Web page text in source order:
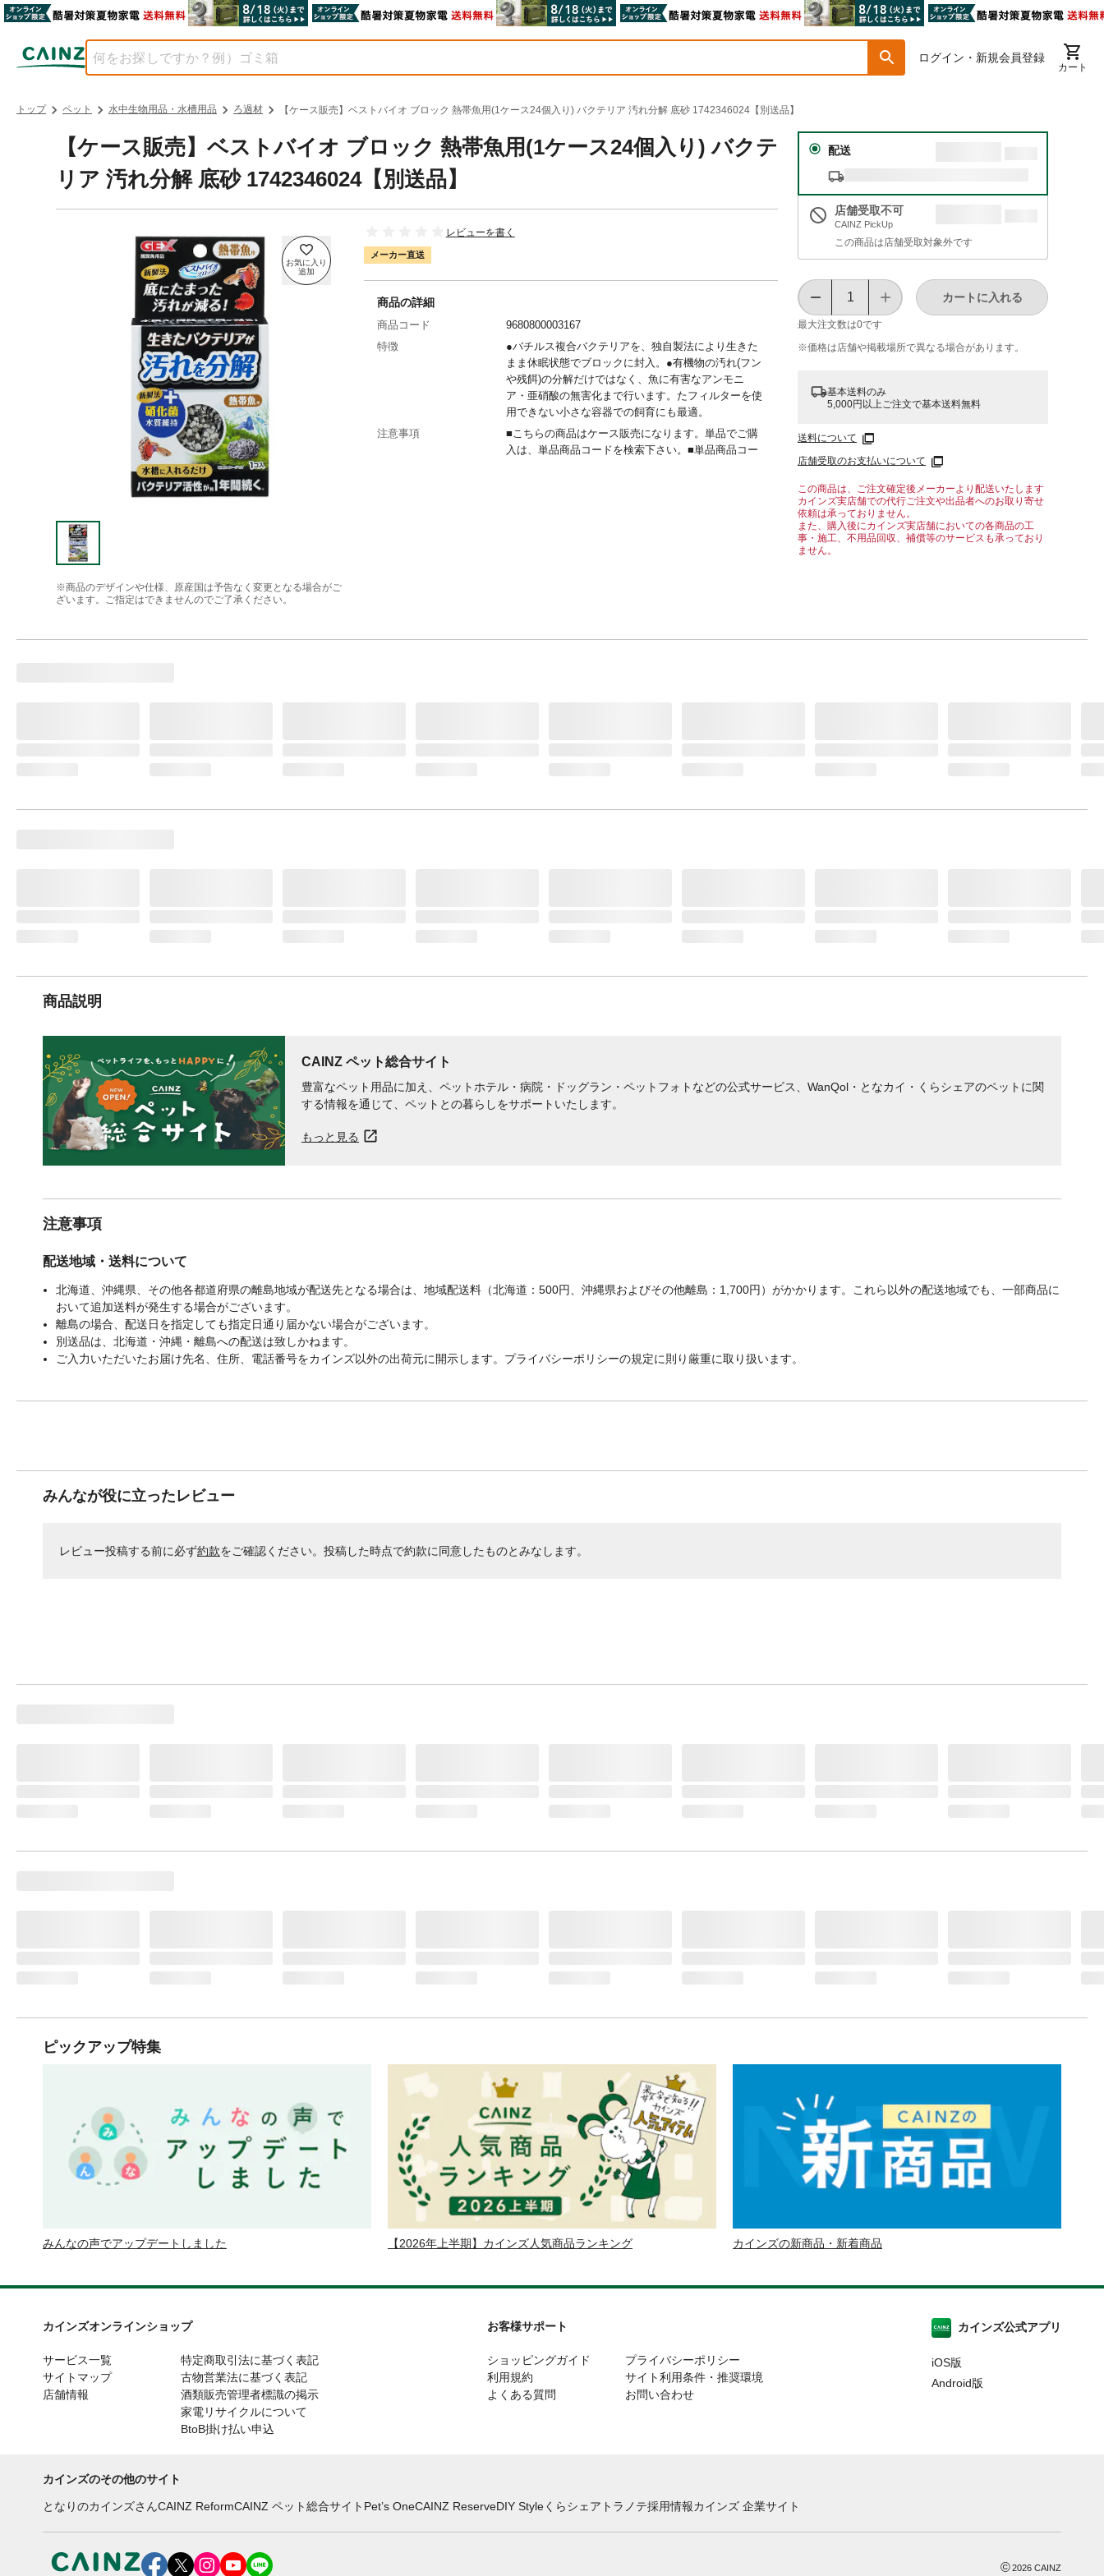
ログイン・新規会員登録
カート
トップ ペット 水中生物用品・水槽用品 ろ過材 【ケース販売】ベストバイオ ブロック 熱帯魚用(1ケース24個入り) バクテリア 汚れ分解 底砂 1742346024【別送品】
【ケース販売】ベストバイオ ブロック 熱帯魚用(1ケース24個入り) バクテ
リア 汚れ分解 底砂 1742346024【別送品】
※商品のデザインや仕様、原産国は予告なく変更となる場合がご
ざいます。ご指定はできませんのでご了承ください。
レビューを書く
メーカー直送
配送
店舗受取不可
CAINZ PickUp
この商品は店舗受取対象外です
最大注文数は0です
カートに入れる
※価格は​店舗や​掲載場所で​異なる​場合が​あります。
基本送料のみ
5,000円以上ご注文で基本送料無料
送料について
店舗受取のお支払いについて
この商品は、ご注文確定後メーカーより配送いたします
カインズ実店舗での代行ご注文や出品者へのお取り寄せ
依頼は承っておりません。
また、購入後にカインズ実店舗においての各商品の工
事・施工、不用品回収、補償等のサービスも承っており
ません。
商品の詳細
商品コード
9680800003167
特徴
●バチルス複合バクテリアを、独自製法により生きた
まま休眠状態でブロックに封入。●有機物の汚れ(フン
や残餌)の分解だけではなく、魚に有害なアンモニ
ア・亜硝酸の無害化まで行います。たフィルターを使
用できない小さな容器での飼育にも最適。
注意事項
■こちらの商品はケース販売になります。単品でご購
入は、単品商品コードを検索下さい。■単品商品コー
商品説明
CAINZ ペット総合サイト
豊富なペット用品に加え、ペットホテル・病院・ドッグラン・ペットフォトなどの公式サービス、WanQol・となカイ・くらシェアのペットに関
する情報を通じて、ペットとの暮らしをサポートいたします。
もっと見る
注意事項
配送地域・送料について
北海道、沖縄県、その他各都道府県の離島地域が配送先となる場合は、地域配送料（北海道：500円、沖縄県およびその他離島：1,700円）がかかります。これら以外の配送地域でも、一部商品に
おいて追加送料が発生する場合がございます。
離島の場合、配送日を指定しても指定日通り届かない場合がございます。
別送品は、北海道・沖縄・離島への配送は致しかねます。
ご入力いただいたお届け先名、住所、電話番号をカインズ以外の出荷元に開示します。プライバシーポリシーの規定に則り厳重に取り扱います。
みんなが役に立ったレビュー
レビュー投稿する前に必ず約款をご確認ください。投稿した時点で約款に同意したものとみなします。
ピックアップ特集
みんなの声でアップデートしました 【2026年上半期】カインズ人気商品ランキング カインズの新商品・新着商品
カインズオンラインショップ
サービス一覧
サイトマップ
店舗情報
特定商取引法に基づく表記
古物営業法に基づく表記
酒類販売管理者標識の掲示
家電リサイクルについて
BtoB掛け払い申込
お客様サポート
ショッピングガイド
利用規約
よくある質問
プライバシーポリシー
サイト利用条件・推奨環境
お問い合わせ
カインズ公式アプリ
iOS版
Android版
カインズのその他のサイト
となりのカインズさんCAINZ ReformCAINZ ペット総合サイト Pet’s OneCAINZ ReserveDIY Styleくらシェア トラノテ採用情報カインズ 企業サイト
©2026 CAINZ